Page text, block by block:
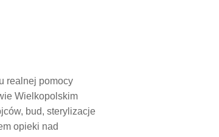
realnej pomocy
Wielkopolskim
bud, sterylizacje
opieki nad